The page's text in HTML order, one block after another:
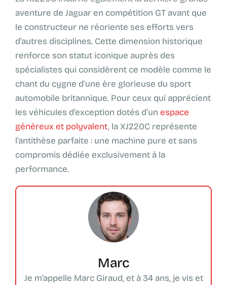
aventure de Jaguar en compétition GT avant que
le constructeur ne réoriente ses efforts vers
d’autres disciplines. Cette dimension historique
renforce son statut iconique auprès des
spécialistes qui considèrent ce modèle comme le
chant du cygne d’une ère glorieuse du sport
automobile britannique. Pour ceux qui apprécient
les véhicules d’exception dotés d’un espace
généreux et polyvalent, la XJ220C représente
l’antithèse parfaite : une machine pure et sans
compromis dédiée exclusivement à la
performance.
Marc
Je m’appelle Marc Giraud, et à 34 ans, je vis et